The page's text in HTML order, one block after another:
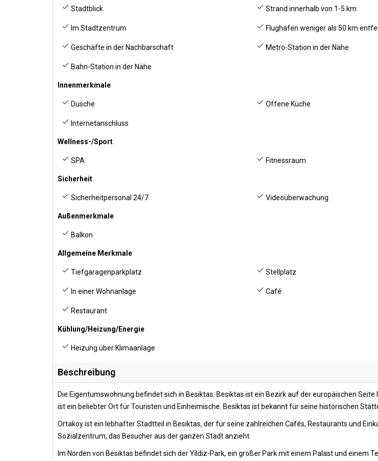
Stadtblick Strand innerhalb von 1-5 km
Im Stadtzentrum Flughafen weniger als 50 km
Geschäfte in der Nachbarschaft Metro-Station in der Nähe
Bahn-Station in der Nähe
Innenmerkmale
Dusche Offene Küche
Internetanschluss
Wellness-/Sport
SPA Fitnessraum
Sicherheit
Sicherheitpersonal 24/7 Videoüberwachung
Außenmerkmale
Balkon
Allgemeine Merkmale
Tiefgaragenparkplatz Stellplatz
In einer Wohnanlage Café
Restaurant
Kühlung/Heizung/Energie
Heizung über Klimaanlage
Beschreibung
Die Eigentumswohnung befindet sich in Besiktas. Besiktas ist ein Bezirk auf der europäischen
ist ein beliebter Ort für Touristen und Einheimische. Besiktas ist bekannt für seine historischen
Ortakoy ist ein lebhafter Stadtteil in Besiktas, der für seine zahlreichen Cafés, Restaurants und
Sozialzentrum, das Besucher aus der ganzen Stadt anzieht.
Im Norden von Besiktas befindet sich der Yildiz-Park, ein großer Park mit einem Palast und einem